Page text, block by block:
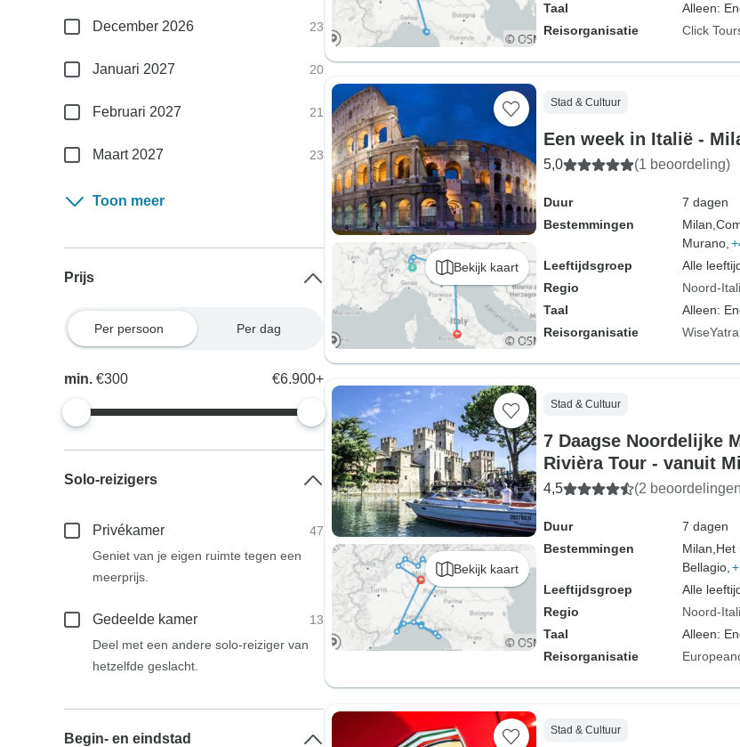
Taal
Alleen:
Reisorganisatie
Click
Bekijk kaart
Stad & Cultuur
Een week in Italië -
5,0 (1 beoordeling)
Duur
7 dagen
Bestemmingen
Milan,
Murano,
Leeftijdsgroep
Alle
Regio
Noord-
Taal
Alleen:
Reisorganisatie
WiseYatra
Bekijk kaart
Stad & Cultuur
7 Daagse Noordelijke
Rivièra Tour - vanuit
4,5 (2
Duur
7 dagen
Bestemmingen
Milan, Het
Bellagio,
Leeftijdsgroep
Alle
Regio
Noord-
Taal
Alleen:
Reisorganisatie
Stad & Cultuur
December 2026 23
Januari 2027 20
Februari 2027 21
Maart 2027 23
Toon meer
Prijs
Per persoon Per dag
min.€300 €6.900+
Solo-reizigers
Privékamer
47
Geniet van je eigen ruimte tegen een
meerprijs.
Gedeelde kamer
13
Deel met een andere solo-reiziger van
hetzelfde geslacht.
Begin- en eindstad